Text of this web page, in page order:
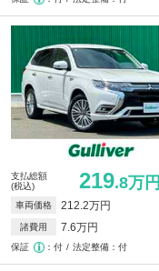
支払総額
(税込)
219.8万円
車両価格 212.2万円
諸費用 7.6万円
保証 付 法定整備：付